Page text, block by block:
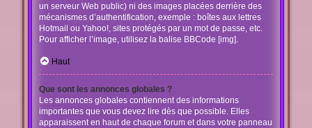
un serveur Web public) ni des images placées derrière des
mécanismes d’authentification, exemple : boîtes aux lettres
Hotmail ou Yahoo!, sites protégés par un mot de passe, etc.
Pour afficher l’image, utilisez la balise BBCode [img].
Haut
Que sont les annonces globales ?
Les annonces globales contiennent des informations
importantes que vous devez lire dès que possible. Elles
apparaissent en haut de chaque forum et dans votre panneau